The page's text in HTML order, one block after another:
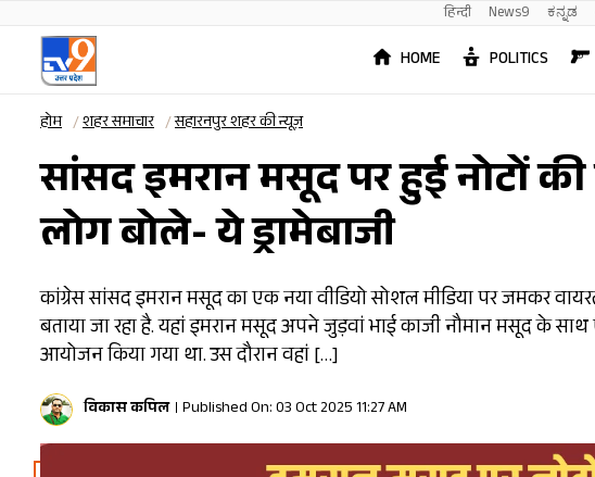
हिन्दी News9 ಕನ್ನಡ
HOME POLITICS
होम शहर समाचार सहारनपुर शहर की न्यूज़
सांसद इमरान मसूद पर हुई नोटों
लोग बोले- ये ड्रामेबाजी
कांग्रेस सांसद इमरान मसूद का एक नया वीडियो सोशल मीडिया पर जमकर
बताया जा रहा है. यहां इमरान मसूद अपने जुड़वां भाई काजी नौमान मसूद के
आयोजन किया गया था. उस दौरान वहां […]
विकास कपिल Published On: 03 Oct 2025 11:27 AM